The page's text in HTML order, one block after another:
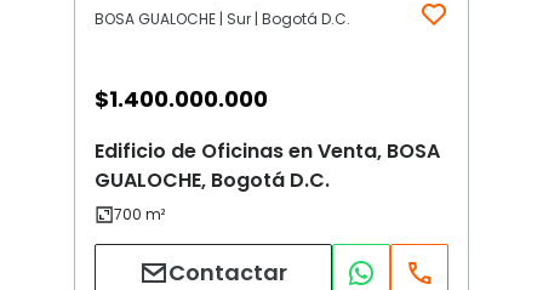
BOSA GUALOCHE | Sur | Bogotá D.C.
$1.400.000.000
Edificio de Oficinas en Venta, BOSA
GUALOCHE, Bogotá D.C.
Contactar